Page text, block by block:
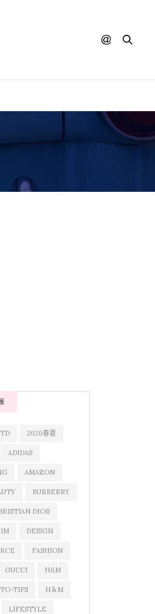
2020春夏
ADIDAS
AMAZON
BURBERRY
DIOR
DESIGN
FASHION
GUCCI H&M
TIPS H＆M
LIFESTYLE